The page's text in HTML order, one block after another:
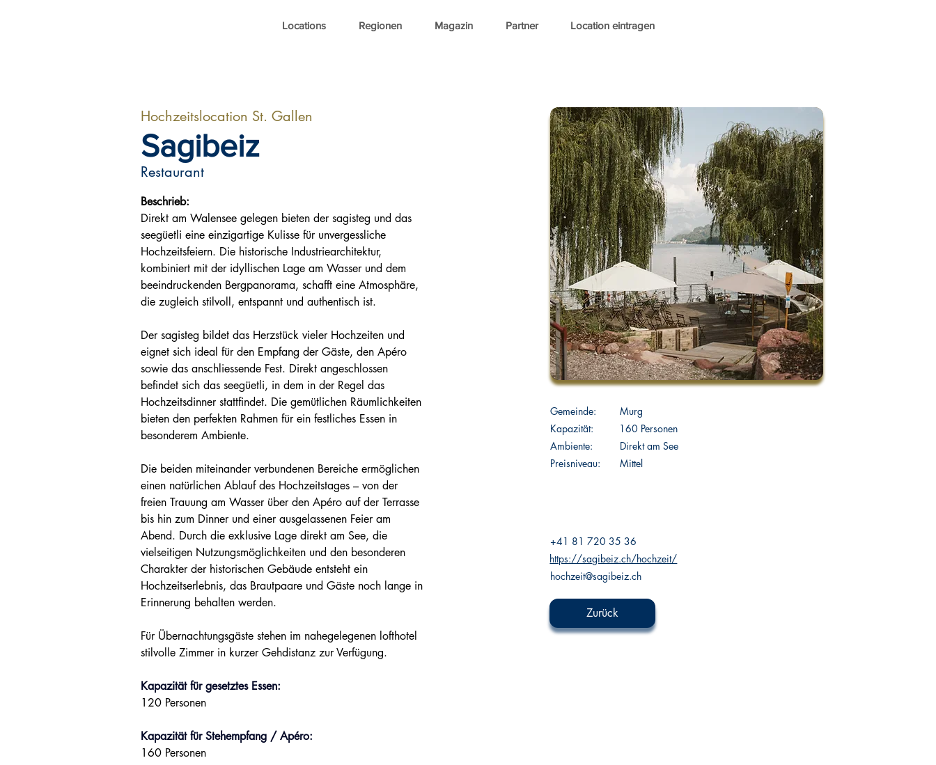
Locations Regionen Magazin Partner Location eintragen
Hochzeitslocation St. Gallen
Sagibeiz
Restaurant
Beschrieb:
Direkt am Walensee gelegen bieten der sagisteg und das
seegüetli eine einzigartige Kulisse für unvergessliche
Hochzeitsfeiern. Die historische Industriearchitektur,
kombiniert mit der idyllischen Lage am Wasser und dem
beeindruckenden Bergpanorama, schafft eine Atmosphäre,
die zugleich stilvoll, entspannt und authentisch ist.
Der sagisteg bildet das Herzstück vieler Hochzeiten und
eignet sich ideal für den Empfang der Gäste, den Apéro
sowie das anschliessende Fest. Direkt angeschlossen
befindet sich das seegüetli, in dem in der Regel das
Hochzeitsdinner stattfindet. Die gemütlichen Räumlichkeiten
bieten den perfekten Rahmen für ein festliches Essen in
besonderem Ambiente.
Die beiden miteinander verbundenen Bereiche ermöglichen
einen natürlichen Ablauf des Hochzeitstages – von der
freien Trauung am Wasser über den Apéro auf der Terrasse
bis hin zum Dinner und einer ausgelassenen Feier am
Abend. Durch die exklusive Lage direkt am See, die
vielseitigen Nutzungsmöglichkeiten und den besonderen
Charakter der historischen Gebäude entsteht ein
Hochzeitserlebnis, das Brautpaare und Gäste noch lange in
Erinnerung behalten werden.
Für Übernachtungsgäste stehen im nahegelegenen lofthotel
stilvolle Zimmer in kurzer Gehdistanz zur Verfügung.
Kapazität für gesetztes Essen:
120 Personen
Kapazität für Stehempfang / Apéro:
160 Personen
Gemeinde:
Murg
160 Personen
Kapazität:
Ambiente:
Direkt am See
Preisniveau:
Mittel
+41 81 720 35 36
https://sagibeiz.ch/hochzeit/
hochzeit@sagibeiz.ch
Zurück